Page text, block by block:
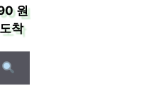
원
착